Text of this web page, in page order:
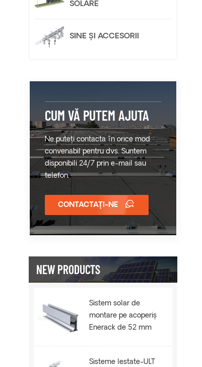
SOLARE
SINE ȘI ACCESORII
CUM VĂ PUTEM AJUTA
Ne puteți contacta în orice mod
convenabil pentru dvs. Suntem
disponibili 24/7 prin e-mail sau
telefon.
CONTACTAŢI-NE
NEW PRODUCTS
Sistem solar de
montare pe acoperiș
Enerack de 52 mm
Sisteme lestate-ULT